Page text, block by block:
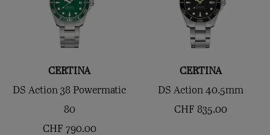
CERTINA
DS Action 38 Powermatic
80
CHF 790.00
CERTINA
DS Action 40.5mm
CHF 835.00